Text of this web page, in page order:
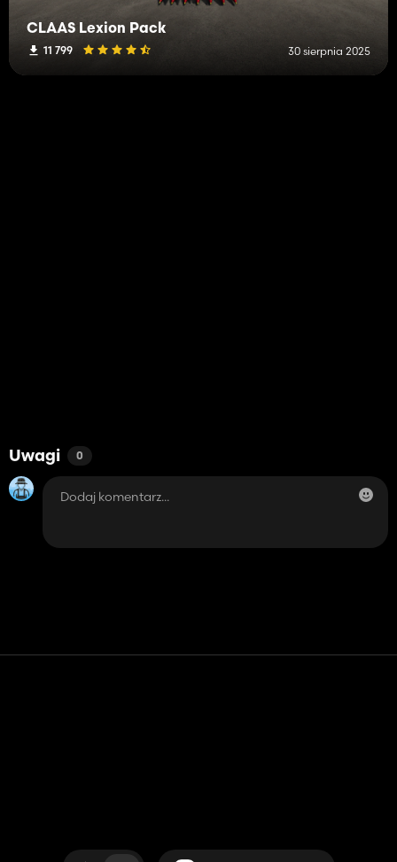
CLAAS Lexion Pack
11 799 30 sierpnia 2025
Uwagi 0